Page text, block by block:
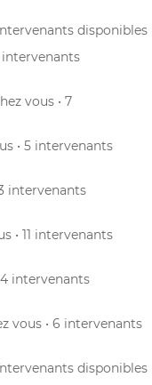
disponibles
intervenants
vous • 7
• 5 intervenants
intervenants
• 11 intervenants
4 intervenants
vous • 6 intervenants
disponibles